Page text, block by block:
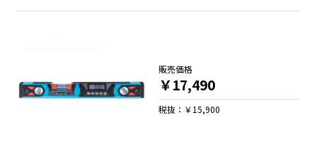
を逆さにすると、デジタル表示も自動的に上下反転 ●操作しや
すい大きいボタン ●デジタル測定は１m当たりの立ち上がりと
角度/勾配を測定可能 ●簡単な手順で誤差を修正する校正機能
付 ●任意の角度でゼロセットできる比較測定機能付 ●ON／
販売価格
￥17,490
税抜：￥15,900